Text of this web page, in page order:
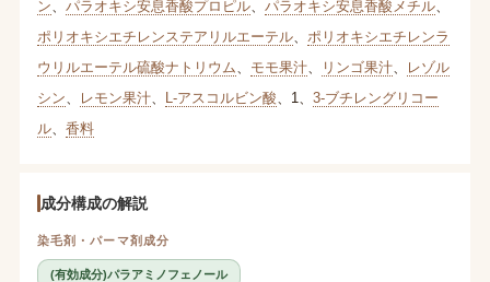
ン
パラオキシ安息香酸プロピル、 パラオキシ安息香酸メチル、
ポリオキシエチレンステアリルエーテル、 ポリオキシエチレンラ
ウリルエーテル硫酸ナトリウム
モモ果汁、 リンゴ果汁、
レゾル
シン
レモン果汁、 L-アスコルビン酸 1
3-ブチレングリコー
ル、 香料
成分構成の解説
染毛剤・パーマ剤成分
(有効成分)パラアミノフェノール